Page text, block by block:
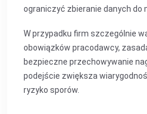
ograniczyć zbieranie danych do
W przypadku firm szczególnie
obowiązków pracodawcy,
bezpieczne przechowywanie
podejście zwiększa
ryzyko sporów.